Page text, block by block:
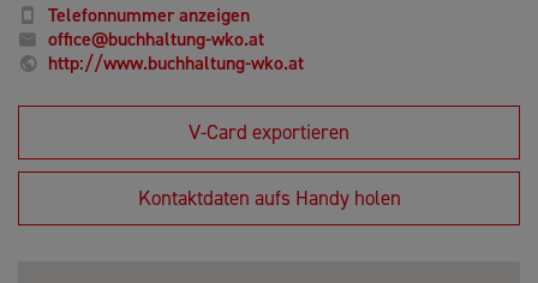
Telefonnummer anzeigen
office@buchhaltung-wko.at
http://www.buchhaltung-wko.at
V-Card exportieren
Kontaktdaten aufs Handy holen